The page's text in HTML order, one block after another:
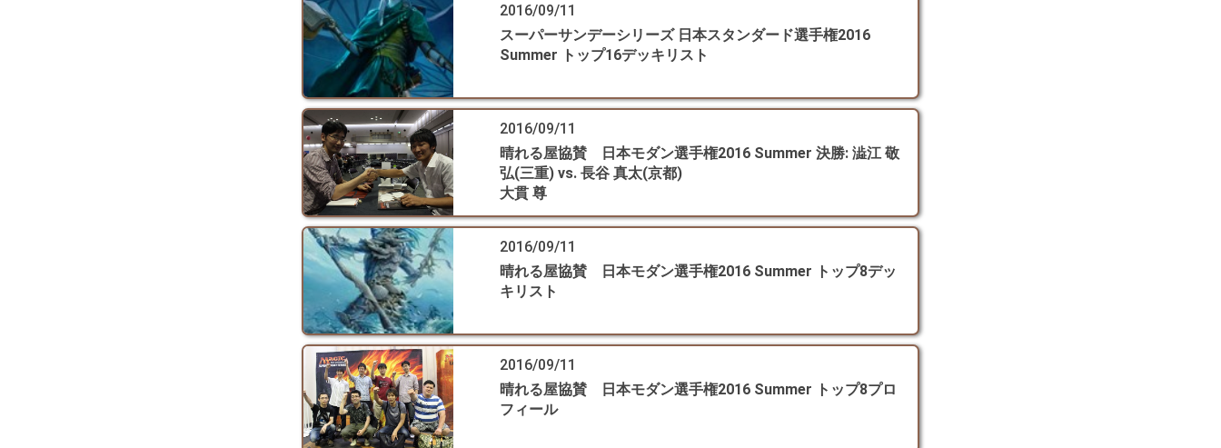
2016/09/11
スーパーサンデーシリーズ 日本スタンダード選手権2016
Summer トップ16デッキリスト
2016/09/11
晴れる屋協賛 日本モダン選手権2016 Summer 決勝: 澁江 敬
弘(三重) vs. 長谷 真太(京都)
大貫 尊
2016/09/11
晴れる屋協賛 日本モダン選手権2016 Summer トップ8デッ
キリスト
2016/09/11
晴れる屋協賛 日本モダン選手権2016 Summer トップ8プロ
フィール